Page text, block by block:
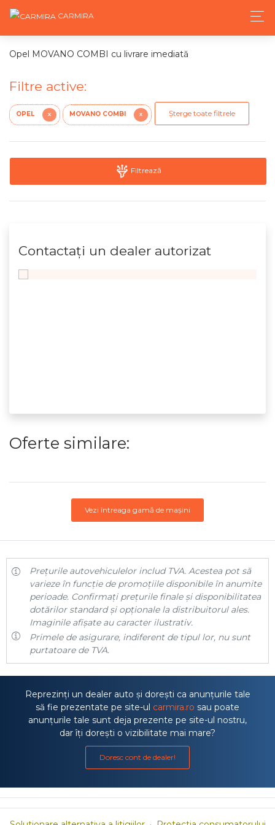
CARMIRA
Opel MOVANO COMBI cu livrare imediată
Filtre active:
OPEL X MOVANO COMBI X Șterge toate filtrele
Filtrează
Contactaţi un dealer autorizat
Oferte similare:
Vezi întreaga gamă de mașini
Prețurile autovehiculelor includ TVA. Acestea pot să
varieze în funcție de promoțiile disponibile în anumite
perioade. Confirmați prețurile finale și disponibilitatea
dotărilor standard și opționale la distribuitorul ales.
Imaginile afișate au caracter ilustrativ.
Primele de asigurare, indiferent de tipul lor, nu sunt
purtatoare de TVA.
Reprezinți un dealer auto și dorești ca anunțurile tale
să fie prezentate pe site-ul carmira.ro sau poate
anunțurile tale sunt deja prezente pe site-ul nostru,
dar îți dorești o vizibilitate mai mare?
Doresc cont de dealer!